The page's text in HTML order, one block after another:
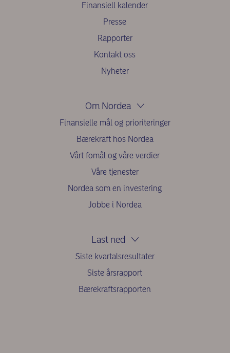
Finansiell kalender
Presse
Rapporter
Kontakt oss
Nyheter
Om Nordea
Finansielle mål og prioriteringer
Bærekraft hos Nordea
Vårt fomål og våre verdier
Våre tjenester
Nordea som en investering
Jobbe i Nordea
Last ned
Siste kvartalsresultater
Siste årsrapport
Bærekraftsrapporten